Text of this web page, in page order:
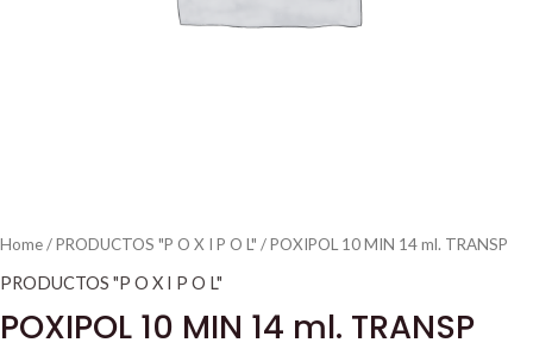
Home/PRODUCTOS "P O X I P O L" / POXIPOL 10 MIN 14 ml. TRANSP
PRODUCTOS "P O X I P O L"
POXIPOL 10 MIN 14 ml. TRANSP